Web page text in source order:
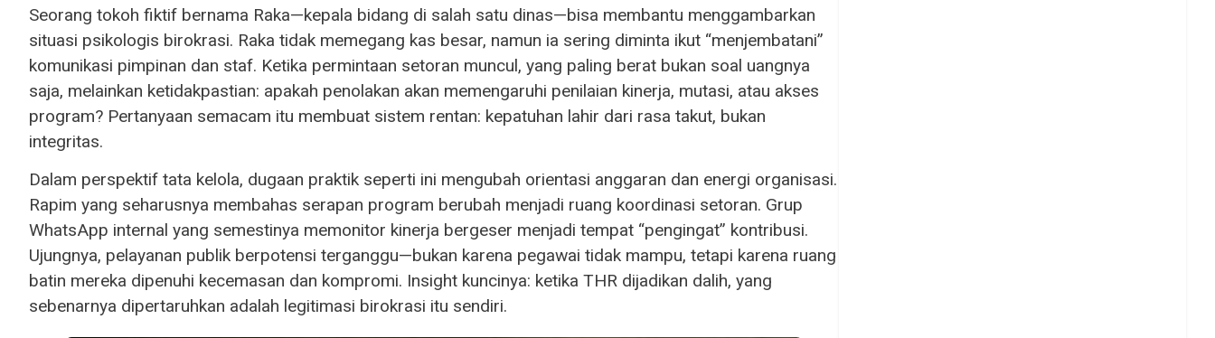
Seorang tokoh fiktif bernama Raka—kepala bidang di salah satu dinas—bisa membantu menggambarkan
situasi psikologis birokrasi. Raka tidak memegang kas besar, namun ia sering diminta ikut “menjembatani”
komunikasi pimpinan dan staf. Ketika permintaan setoran muncul, yang paling berat bukan soal uangnya
saja, melainkan ketidakpastian: apakah penolakan akan memengaruhi penilaian kinerja, mutasi, atau akses
program? Pertanyaan semacam itu membuat sistem rentan: kepatuhan lahir dari rasa takut, bukan
integritas.
Dalam perspektif tata kelola, dugaan praktik seperti ini mengubah orientasi anggaran dan energi organisasi.
Rapim yang seharusnya membahas serapan program berubah menjadi ruang koordinasi setoran. Grup
WhatsApp internal yang semestinya memonitor kinerja bergeser menjadi tempat “pengingat” kontribusi.
Ujungnya, pelayanan publik berpotensi terganggu—bukan karena pegawai tidak mampu, tetapi karena ruang
batin mereka dipenuhi kecemasan dan kompromi. Insight kuncinya: ketika THR dijadikan dalih, yang
sebenarnya dipertaruhkan adalah legitimasi birokrasi itu sendiri.